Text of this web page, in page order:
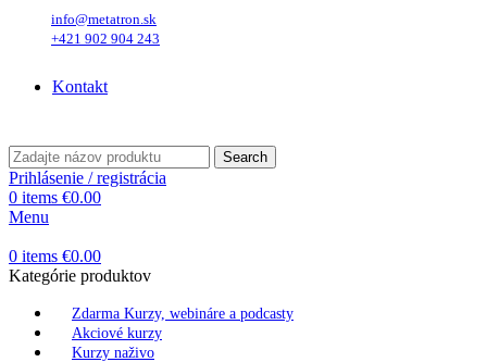
info@metatron.sk
+421 902 904 243
Kontakt
Search
Prihlásenie / registrácia
0 items €0.00
Menu
0 items €0.00
Kategórie produktov
Zdarma Kurzy, webináre a podcasty
Akciové kurzy
Kurzy naživo